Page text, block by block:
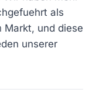
als
Markt, und diese
unserer